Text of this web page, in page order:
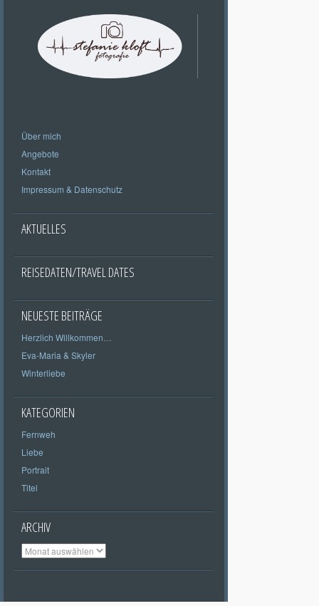
Über mich
Angebote
Kontakt
Impressum & Datenschutz
AKTUELLES
REISEDATEN/TRAVEL DATES
NEUESTE BEITRÄGE
Herzlich Willkommen…
Eva-Maria & Skyler
Winterliebe
KATEGORIEN
Fernweh
Liebe
Portrait
Titel
ARCHIV
Archiv